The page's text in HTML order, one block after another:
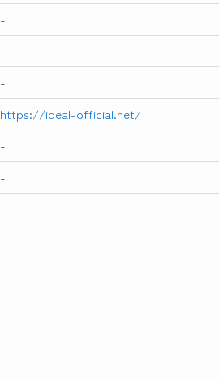
-
-
-
https://ideal-official.net/
-
-